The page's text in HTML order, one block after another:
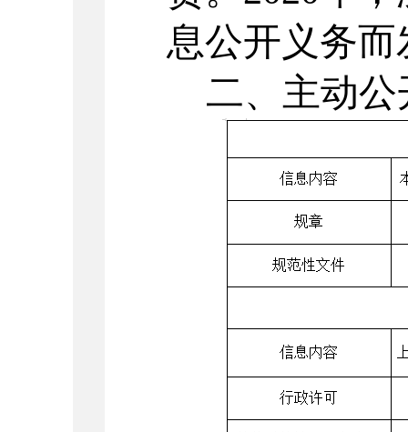
息公开义务
二、主动